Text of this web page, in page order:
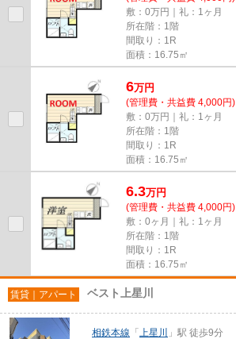
敷：0万円｜礼：1ヶ月
所在階：1階
間取り：1R
面積：16.75㎡
6万円
(管理費・共益費 4,000円)
敷：0万円｜礼：1ヶ月
所在階：1階
間取り：1R
面積：16.75㎡
6.3万円
(管理費・共益費 4,000円)
敷：0ヶ月｜礼：1ヶ月
所在階：1階
間取り：1R
面積：16.75㎡
賃貸｜アパート ベスト上星川
相鉄本線 「 上星川
」駅 徒歩9分